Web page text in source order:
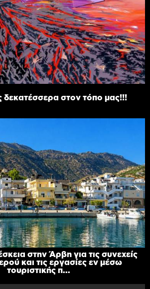
δεκατέσσερα στον τόπο μας!!!
στην Άρβη για τις συνεχείς
και τις εργασίες εν μέσω
τουριστικής π...